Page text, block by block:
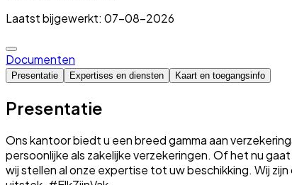
Laatst bijgewerkt: 07-08-2026
Documenten
Presentatie Expertises en diensten Kaart en toegangsinfo
Presentatie
Ons kantoor biedt u een breed gamma aan
persoonlijke als zakelijke verzekeringen. Of het nu
wij stellen al onze expertise tot uw beschikking. Wij